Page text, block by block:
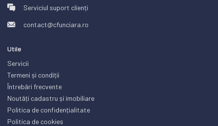
Serviciul suport clienți
contact@cfunciara.ro
Utile
Servicii
Termeni și condiții
Întrebări frecvente
Noutăți cadastru și imobiliare
Politica de confidențialitate
Politica de cookies